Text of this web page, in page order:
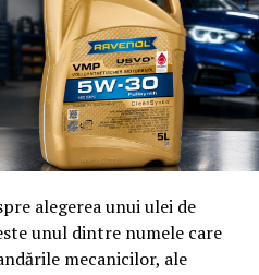
alegerea unui ulei de
unul dintre numele care
mecanicilor, ale